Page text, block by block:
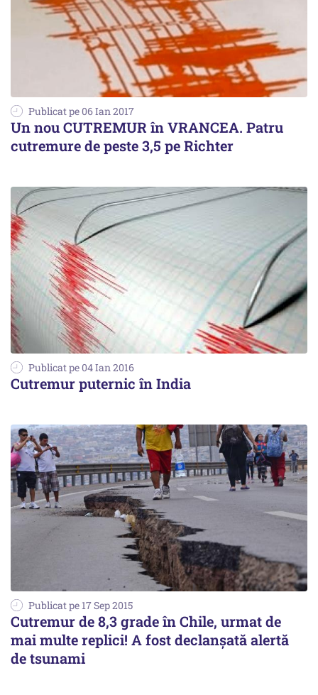
Publicat pe 06 Ian 2017
Un nou CUTREMUR în VRANCEA. Patru
cutremure de peste 3,5 pe Richter
Publicat pe 04 Ian 2016
Cutremur puternic în India
Publicat pe 17 Sep 2015
Cutremur de 8,3 grade în Chile, urmat de
mai multe replici! A fost declanșată alertă
de tsunami